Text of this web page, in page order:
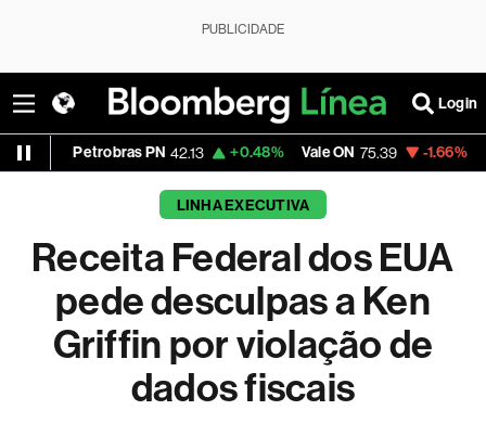
PUBLICIDADE
Login
PN 42.13 +0.48% Vale ON 75.39 -1.66% Itaú PN
LINHA EXECUTIVA
Receita Federal dos EUA
pede desculpas a Ken
Griffin por violação de
dados fiscais